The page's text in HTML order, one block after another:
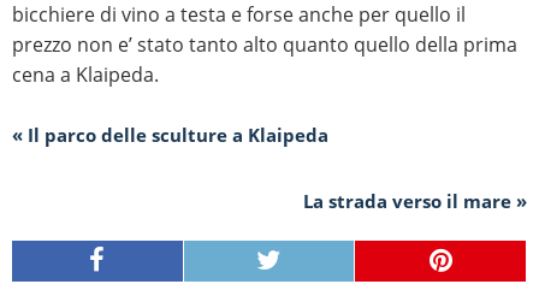
bicchiere di vino a testa e forse anche per quello il
prezzo non e’ stato tanto alto quanto quello della prima
cena a Klaipeda.
« Il parco delle sculture a Klaipeda
La strada verso il mare »